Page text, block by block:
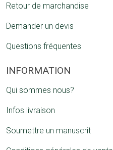
Retour de marchandise
Demander un devis
Questions fréquentes
INFORMATION
Qui sommes nous?
Infos livraison
Soumettre un manuscrit